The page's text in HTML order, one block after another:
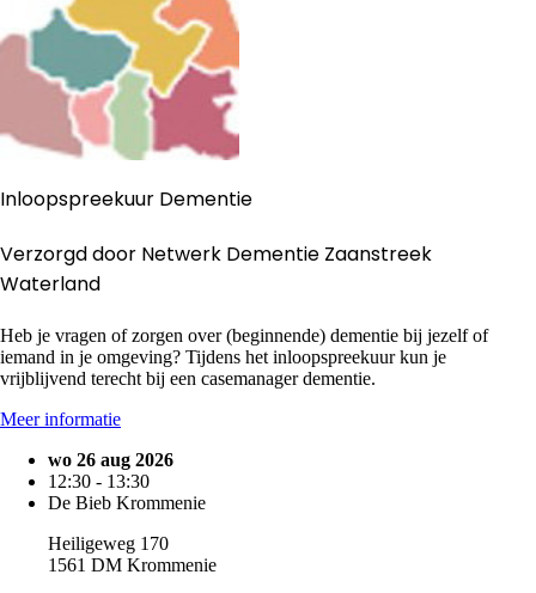
Inloopspreekuur Dementie
Verzorgd door Netwerk Dementie Zaanstreek
Waterland
Heb je vragen of zorgen over (beginnende) dementie bij jezelf of
iemand in je omgeving? Tijdens het inloopspreekuur kun je
vrijblijvend terecht bij een casemanager dementie.
Meer informatie
wo 26 aug 2026
12:30 - 13:30
De Bieb Krommenie
Heiligeweg 170
1561 DM Krommenie